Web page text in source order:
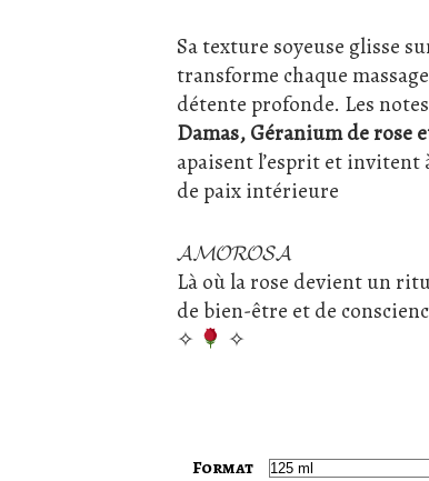
à
26.95$
Sa texture soyeuse glisse
transforme chaque
détente profonde. Les
Damas, Géranium de rose
apaisent l’esprit et invitent
de paix intérieure
𝓐𝓜𝓞𝓡𝓞𝓢𝓐
Là où la rose devient un
de bien-être et de
✧
✧
Format